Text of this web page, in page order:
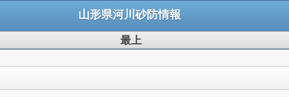
山形県河川砂防情報
最上